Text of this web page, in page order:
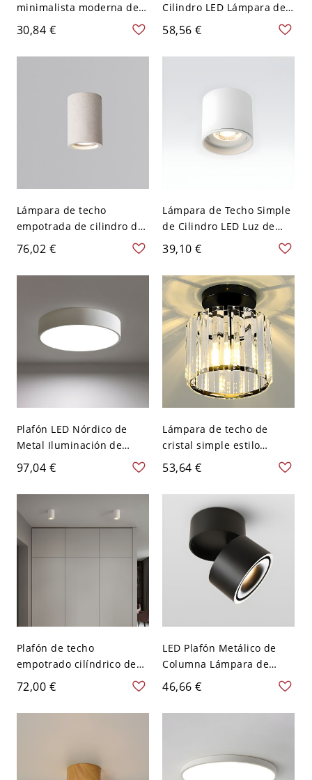
minimalista moderna de
aluminio lacado con
pantalla acrílica - Verde
110 A 120 V Blanco
30,84 €
Cilindro LED Lámpara de
Techo Simplista para
Pasillo - Negro 110 A 120
V 8,89 cm Blanco
58,56 €
Lámpara de techo
empotrada de cilindro de
metal moderno con
pantalla de concreto - 110
A 120 V 10,16 cm Blanco
76,02 €
Lámpara de Techo Simple
de Cilindro LED Luz de
Techo de Metal para
Pasillo - 110 A 120 V
Blanco Luz cálida 5vatios
39,10 €
Plafón LED Nórdico de
Metal Iluminación de
Techo de Tambor para
Dormitorio - Blanco 110 A
120 V 22,86 cm
97,04 €
Lámpara de techo de
cristal simple estilo
moderno para pasillo o
corredor - 110 A 120 V
Negro Cilindro
53,64 €
Plafón de techo
empotrado cilíndrico de
hormigón industrial para
pasillo - 10,16 cm Blanco
110 A 120 V
72,00 €
LED Plafón Metálico de
Columna Lámpara de
Techo Ajustable Moderna
para Pasillo - Negro 110 A
120 V Luz cálida
46,66 €